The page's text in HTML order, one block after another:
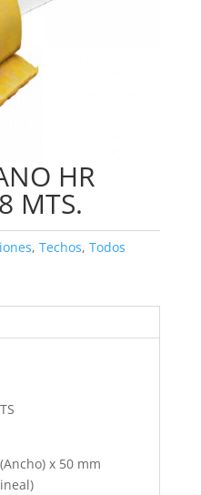
HR
MTS.
, Techos, Todos
x 50 mm